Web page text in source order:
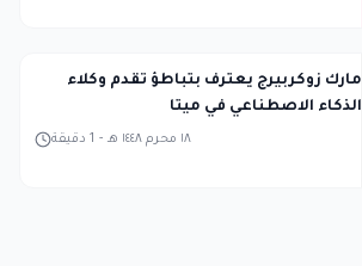
مارك زوكربيرج يعترف بتباطؤ تقدم وكلاء
الذكاء الاصطناعي في ميتا
1 دقيقة - ١٨ محرم ١٤٤٨ هـ